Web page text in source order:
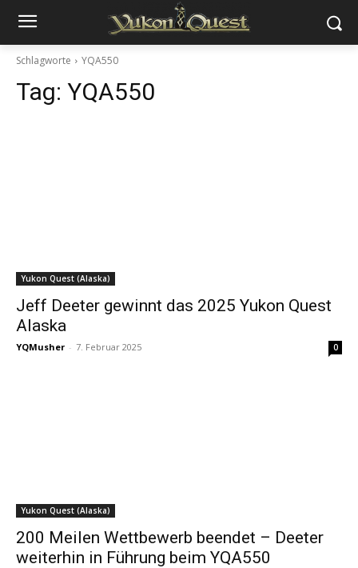
Schlagworte YQA550
Tag: YQA550
Yukon Quest (Alaska)
Jeff Deeter gewinnt das 2025 Yukon Quest
Alaska
YQMusher - 7. Februar 2025 0
Yukon Quest (Alaska)
200 Meilen Wettbewerb beendet – Deeter
weiterhin in Führung beim YQA550